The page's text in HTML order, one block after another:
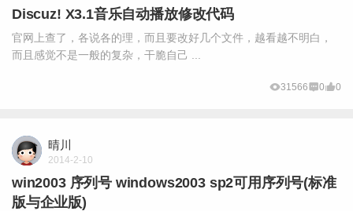
Discuz! X3.1音乐自动播放修改代码
官网上查了，各说各的理，而且要改好几个文件，越看越不明白，
而且感觉不是一般的复杂，干脆自己 ...
31566 0 0
晴川
2014-2-10
win2003 序列号 windows2003 sp2可用序列号(标准
版与企业版)